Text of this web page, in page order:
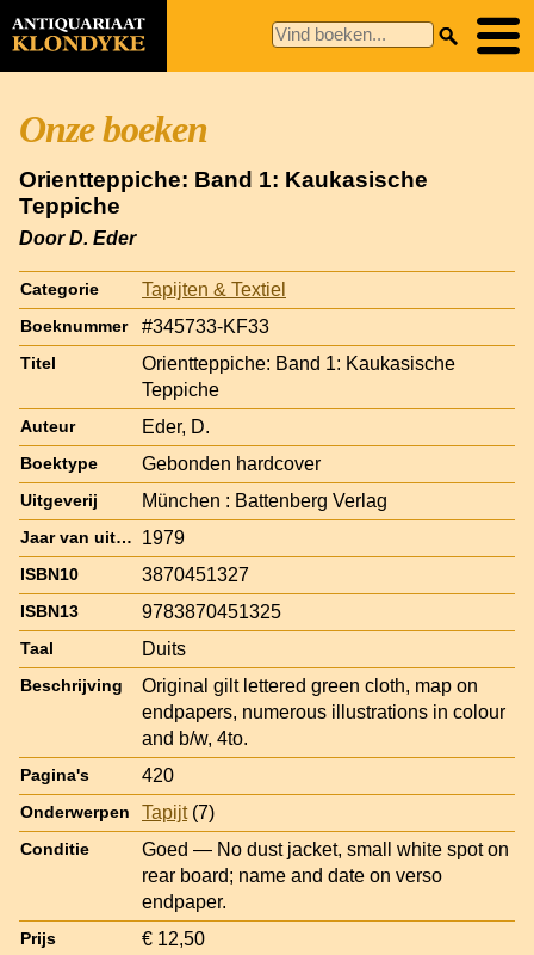
Onze boeken
Orientteppiche: Band 1: Kaukasische
Teppiche
Door D. Eder
Categorie Tapijten & Textiel
Boeknummer #345733-KF33
Titel
Orientteppiche: Band 1: Kaukasische
Teppiche
Auteur Eder, D.
Boektype Gebonden hardcover
Uitgeverij München : Battenberg Verlag
Jaar van uitgave 1979
ISBN10 3870451327
ISBN13 9783870451325
Taal Duits
Beschrijving
Original gilt lettered green cloth, map on
endpapers, numerous illustrations in colour
and b/w, 4to.
Pagina's 420
Onderwerpen Tapijt(7)
Conditie
Goed — No dust jacket, small white spot on
rear board; name and date on verso
endpaper.
Prijs € 12,50